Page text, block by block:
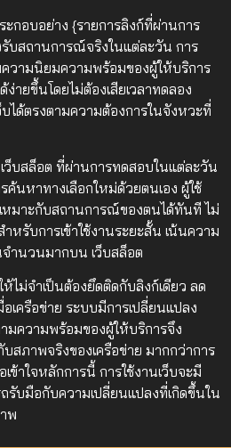
กอบอย่าง {รายการลิงก์ที่ผ่านการ
บสถานการณ์จริงในแต่ละวัน การ
วามนิยมความพร้อมของผู้ให้บริการ
ายขึ้นโดยไม่ต้องเสียเวลาทดลอง
ได้ตรงตามความต้องการในจังหวะที่
ว็บสล็อต ที่ผ่านการทดสอบในแต่ละวัน
ค้นหาทางเลือกใหม่ด้วยตนเอง ผู้ใช้
หมาะกับสถานการณ์ของตนได้ทันที ไม่
หรับการเข้าใช้งานระยะสั้น เน้นความ
จำนวนมากบน เว็บสล็อต
ไม่จำเป็นต้องยึดติดกับลิงก์เดียว ลด
เครือข่าย ระบบมีการเปลี่ยนแปลง
ามความพร้อมของผู้ให้บริการจึง
สภาพจริงของเครือข่าย มากกว่าการ
ข้าใจหลักการนี้ การใช้งานเว็บจะมี
รับมือกับความเปลี่ยนแปลงที่เกิดขึ้นใน
พ